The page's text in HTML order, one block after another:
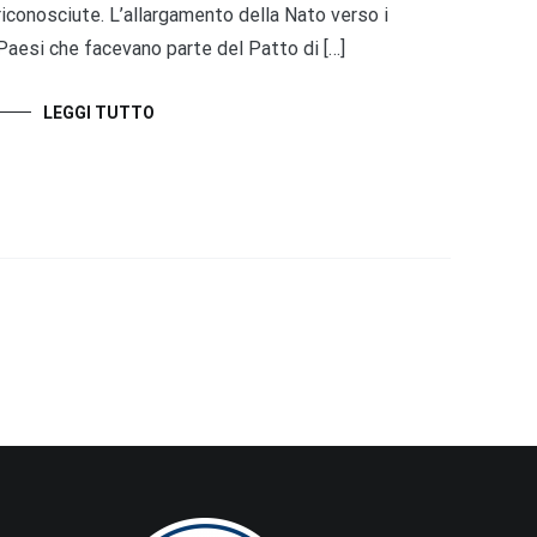
L’allargamento della Nato verso i
che facevano parte del Patto di […]
LEGGI TUTTO